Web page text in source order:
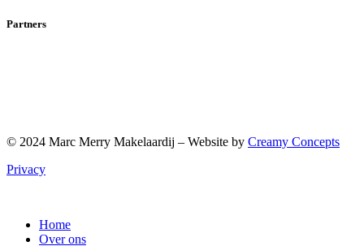
Partners
© 2024 Marc Merry Makelaardij – Website by Creamy Concepts
Privacy
Home
Over ons